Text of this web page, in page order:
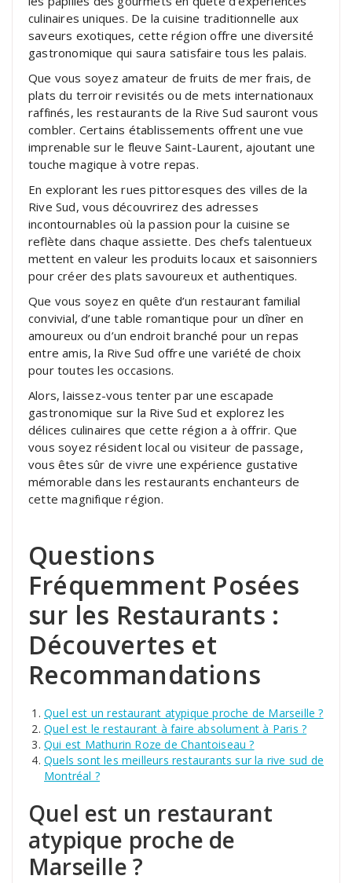
culinaires uniques. De la cuisine traditionnelle aux
saveurs exotiques, cette région offre une diversité
gastronomique qui saura satisfaire tous les palais.
Que vous soyez amateur de fruits de mer frais, de
plats du terroir revisités ou de mets internationaux
raffinés, les restaurants de la Rive Sud sauront vous
combler. Certains établissements offrent une vue
imprenable sur le fleuve Saint-Laurent, ajoutant une
touche magique à votre repas.
En explorant les rues pittoresques des villes de la
Rive Sud, vous découvrirez des adresses
incontournables où la passion pour la cuisine se
reflète dans chaque assiette. Des chefs talentueux
mettent en valeur les produits locaux et saisonniers
pour créer des plats savoureux et authentiques.
Que vous soyez en quête d’un restaurant familial
convivial, d’une table romantique pour un dîner en
amoureux ou d’un endroit branché pour un repas
entre amis, la Rive Sud offre une variété de choix
pour toutes les occasions.
Alors, laissez-vous tenter par une escapade
gastronomique sur la Rive Sud et explorez les
délices culinaires que cette région a à offrir. Que
vous soyez résident local ou visiteur de passage,
vous êtes sûr de vivre une expérience gustative
mémorable dans les restaurants enchanteurs de
cette magnifique région.
Questions
Fréquemment Posées
sur les Restaurants :
Découvertes et
Recommandations
Quel est un restaurant atypique proche de Marseille ?
Quel est le restaurant à faire absolument à Paris ?
Qui est Mathurin Roze de Chantoiseau ?
Quels sont les meilleurs restaurants sur la rive sud de
Montréal ?
Quel est un restaurant
atypique proche de
Marseille ?